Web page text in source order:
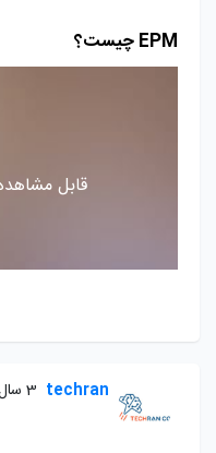
EPM چیست؟
قابل
techran 3 سال پیش